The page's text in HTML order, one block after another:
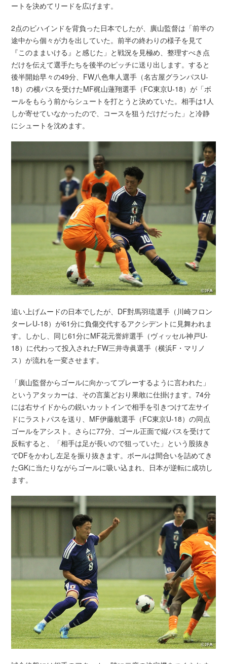
ートを決めてリードを広げます。
2点のビハインドを背負った日本でしたが、廣山監督は「前半の
途中から個々が力を出していた。前半の終わりの様子を見て
『このままいける』と感じた」と戦況を見極め、整理すべき点
だけを伝えて選手たちを後半のピッチに送り出します。すると
後半開始早々の49分、FW八色隼人選手（名古屋グランパスU-
18）の横パスを受けたMF梶山蓮翔選手（FC東京U-18）が「ボ
ールをもらう前からシュートを打とうと決めていた。相手は1人
しか寄せていなかったので、コースを狙うだけだった」と冷静
にシュートを沈めます。
追い上げムードの日本でしたが、DF對馬羽琉選手（川崎フロン
ターレU-18）が61分に負傷交代するアクシデントに見舞われま
す。しかし、同じ61分にMF花元誉絆選手（ヴィッセル神戸U-
18）に代わって投入されたFW三井寺眞選手（横浜F・マリノ
ス）が流れを一変させます。
「廣山監督からゴールに向かってプレーするように言われた」
というアタッカーは、その言葉どおり果敢に仕掛けます。74分
には右サイドからの鋭いカットインで相手を引きつけて左サイ
ドにラストパスを送り、MF伊藤航選手（FC東京U-18）の同点
ゴールをアシスト。さらに77分、ゴール正面で縦パスを受けて
反転すると、「相手は足が長いので狙っていた」という股抜き
でDFをかわし左足を振り抜きます。ボールは間合いを詰めてき
たGKに当たりながらゴールに吸い込まれ、日本が逆転に成功し
ます。